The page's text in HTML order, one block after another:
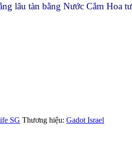
lâu tàn bằng Nước Cắm
SG Thương hiệu: Gadot Israel